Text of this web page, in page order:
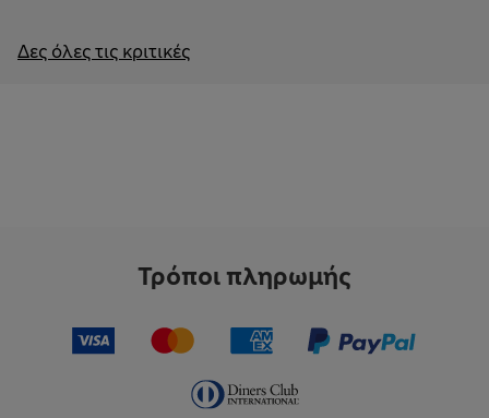
Δες όλες τις κριτικές
Τρόποι πληρωμής